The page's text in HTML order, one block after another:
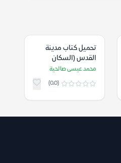
تحميل كتاب مدينة
القدس (السكان
والأرض (العرب
واليهود) 1858- 1948
م) – محمد عيسى
صالحية
محمد عيسى صالحية
(0.0)